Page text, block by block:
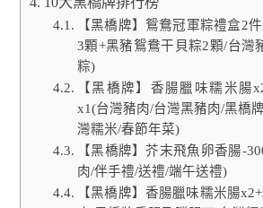
【黑橋牌】鴛鴦冠軍粽禮盒2
3顆+黑豬鴛鴦干貝粽2顆/台灣
粽)
【黑橋牌】香腸臘味糯米腸
x1(台灣豬肉/台灣黑豬肉/黑橋
灣糯米/春節年菜)
【黑橋牌】芥末飛魚卵香腸-
肉/伴手禮/送禮/端午送禮)
【黑橋牌】香腸臘味糯米腸